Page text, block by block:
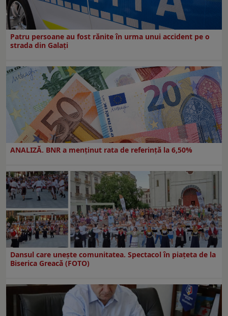
Patru persoane au fost rănite în urma unui accident pe o
strada din Galați
ANALIZĂ. BNR a menținut rata de referință la 6,50%
Dansul care uneşte comunitatea. Spectacol în piaţeta de la
Biserica Greacă (FOTO)